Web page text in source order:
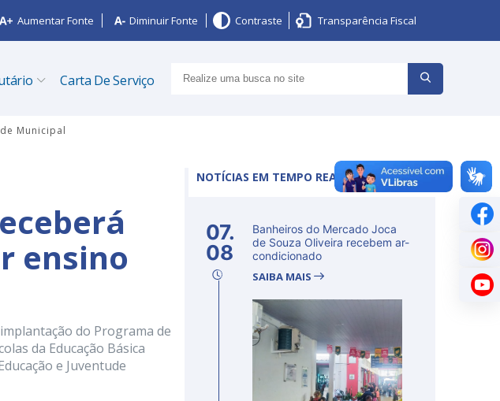
Aumentar Fonte Diminuir Fonte Contraste Transparência Fiscal
Carta De Serviço
Municipal
ensino
do Programa de
da Educação Básica
e Juventude
NOTÍCIAS EM TEMPO REAL
07.
08
Banheiros do Mercado Joca
de Souza Oliveira recebem ar-
condicionado
SAIBA MAIS